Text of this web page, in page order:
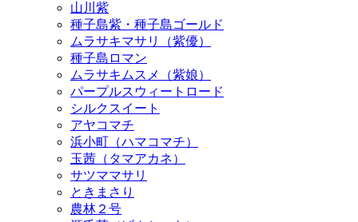
山川紫
種子島紫・種子島ゴールド
ムラサキマサリ（紫優）
種子島ロマン
ムラサキムスメ（紫娘）
パープルスウィートロード
シルクスイート
アヤコマチ
浜小町（ハマコマチ）
玉茜（タマアカネ）
サツママサリ
ときまさり
農林２号